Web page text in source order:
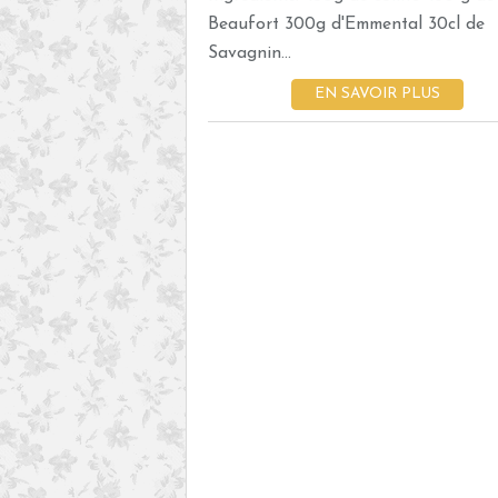
Beaufort 300g d'Emmental 30cl de
Savagnin...
EN SAVOIR PLUS